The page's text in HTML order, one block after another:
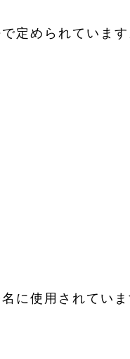
定められています
に使用されていま